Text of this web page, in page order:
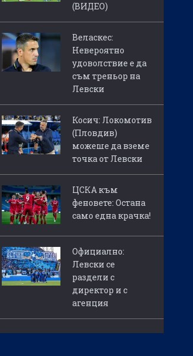
(ВИДЕО)
Веласкес:
Невероятно
удоволствие е да
съм треньор на
Левски
Косич: Локомотив
(Пловдив)
можеше да вземе
точка от Левски
ЦСКА към
феновете: Остана
само една крачка!
Официално:
Левски се
раздели с
директор и с
агенция